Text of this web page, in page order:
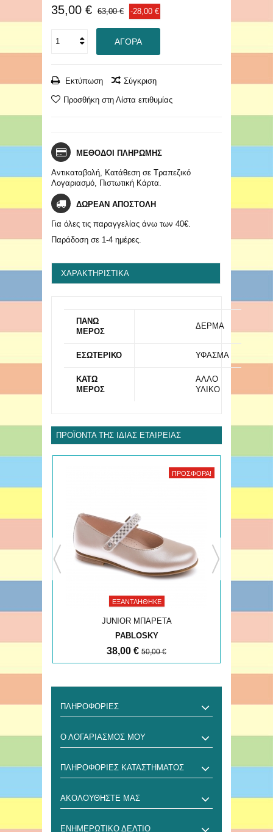
35,00 € 63,00 € -28,00 €
ΑΓΟΡΆ
Εκτύπωση Σύγκριση
Προσθήκη στη Λίστα επιθυμίας
ΜΕΘΟΔΟΙ ΠΛΗΡΩΜΗΣ
Αντικαταβολή, Κατάθεση σε Τραπεζικό
Λογαριασμό, Πιστωτική Κάρτα.
ΔΩΡΕΑΝ ΑΠΟΣΤΟΛΗ
Για όλες τις παραγγελίας άνω των 40€.
Παράδοση σε 1-4 ημέρες.
ΧΑΡΑΚΤΗΡΙΣΤΙΚΆ
ΠΑΝΩ
ΜΕΡΟΣ
ΔΕΡΜΑ
ΕΣΩΤΕΡΙΚΟ ΥΦΑΣΜΑ
ΚΑΤΩ
ΜΕΡΟΣ
ΑΛΛΟ
ΥΛΙΚΟ
ΠΡΟΪΌΝΤΑ ΤΗΣ ΊΔΙΑΣ ΕΤΑΙΡΕΊΑΣ
ΠΡΟΣΦΟΡΆ!
ΕΞΑΝΤΛΉΘΗΚΕ
JUNIOR ΜΠΑΡΕΤΑ
PABLOSKY
38,00 € 50,00 €
ΠΛΗΡΟΦΟΡΊΕΣ
Ο ΛΟΓΑΡΙΑΣΜΌΣ ΜΟΥ
ΠΛΗΡΟΦΟΡΊΕΣ ΚΑΤΑΣΤΉΜΑΤΟΣ
ΑΚΟΛΟΥΘΉΣΤΕ ΜΑΣ
ΕΝΗΜΕΡΩΤΙΚΌ ΔΕΛΤΊΟ